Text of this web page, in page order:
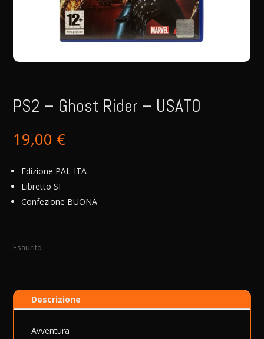
PS2 – Ghost Rider – USATO
19,00 €
Edizione PAL-ITA
Libretto SI
Confezione BUONA
Esaurito
Descrizione
Avventura